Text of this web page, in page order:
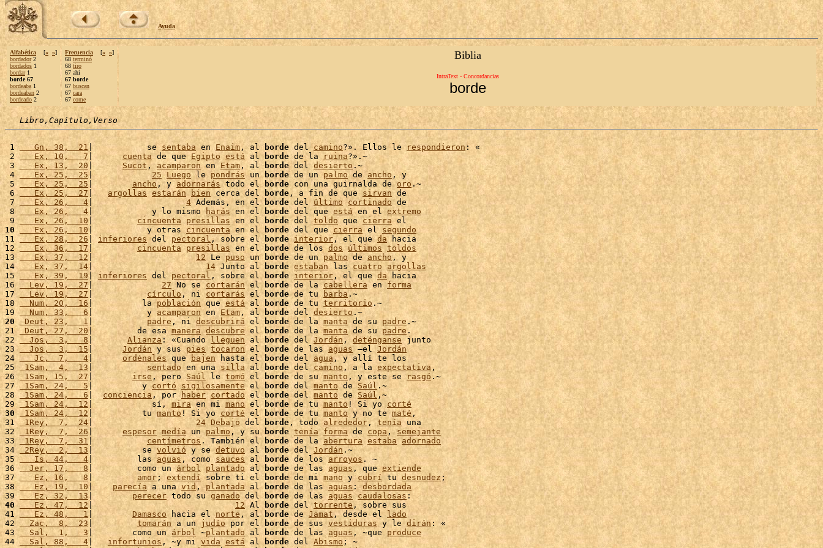
Ayuda
Alfabética [« »]
bordador2
bordados 1
bordar1
borde 67
bordeaba 1
bordeaban 2
bordeado 2
Frecuencia [« »]
68 terminó
68 tiro
67 ahí
67 borde
67 buscan
67 cara
67 come
Biblia
IntraText - Concordancias
borde
Libro,Capítulo,Verso
1
   Gn, 38,  21
|           se sentaba en Enaim , al borde del camino?». Ellos le respondieron: «
2
   Ex, 10,   7
| cuenta de que Egipto está al borde de la ruina?».~
3
   Ex, 13,  20
| Sucot , acamparon en Etam , al borde del desierto .~
4
   Ex, 25,  25
| 25 Luego le pondrás un borde de un palmo de ancho , y
5
   Ex, 25,  25
| ancho , y adornarás todo el borde con una guirnalda de oro .~
6
   Ex, 25,  27
| argollas estarán bien cerca del borde , a fin de que sirvan de
7
   Ex, 26,   4
| 4 Además, en el borde del último cortinado de
8
   Ex, 26,   4
|            y lo mismo harás en el borde del que está en el extremo
9
   Ex, 26,  10
| cincuenta presillas en el borde del toldo que cierra
10
   Ex, 26,  10
|           y otras cincuenta en el borde del que cierra el segundo
11
   Ex, 28,  26
| inferiores del pectoral, sobre el borde interior, el que da hacia
12
   Ex, 36,  17
| cincuenta presillas en el borde de los dos últimos toldos
13
   Ex, 37,  12
| 12 Le puso un borde de un palmo de ancho, y
14
   Ex, 37,  14
| 14 Junto al borde estaban las cuatro
argollas
15
   Ex, 39,  19
| inferiores del pectoral , sobre el borde interior , el que da hacia
16
  Lev, 19,  27
| 27 No se cortarán el borde de la cabellera en forma
17
  Lev, 19,  27
| círculo , ni cortarás el borde de tu barba.~
18
  Num, 20,  16
|          la población que está al borde de tu territorio .~
19
  Num, 33,   6
|           y acamparon en Etam , al borde del desierto
20
Deut, 23,   1 | padre , ni descubrirá el borde de la manta de su padre .~
21
Deut, 27,  20|         de esa manera descubre el borde de la manta de su padre .
22
  Jos,  3,   8
| Alianza : «Cuando lleguen al borde del Jordán , deténganse junto
23
  Jos,  3,  15
| Jordán y sus pies tocaron el borde de las aguas –el Jordán
24
   Jc,  7,   4
| ordénales que bajen hasta el borde del agua , y allí te los
25
1Sam,  4,  13 | sentado en una silla al borde del camino , a la expectativa ,
26 1Sam, 15,  27 | irse , pero Saúl le tomó el borde de su manto , y este se rasgó .~
27
1Sam, 24,   5|          y cortó sigilosamente el borde del manto de Saúl.~
28 1Sam, 24,   6 | conciencia , por haber cortado el borde del manto de Saúl ,~
29 1Sam, 24,  12 |            sí, mira en mi mano el borde de tu manto ! Si yo corté
30
1Sam, 24,  12|          tu manto ! Si yo corté el borde de tu manto y no te maté ,
31 1Rey,  7,  24| 24 Debajo del borde , todo alrededor , tenía una
32
1Rey,  7,  26| espesor medía un palmo , y su borde tenía forma de copa , semejante
33
1Rey,  7,  31| centímetros . También el borde de la abertura estaba adornado
34 2Rey,  2,  13 |          se volvió y se detuvo al borde del Jordán .~
35
   Is, 44,   4
|         las aguas , como sauces al borde de los arroyos . ~
36
  Jer, 17,   8
|         como un árbol plantado al borde de las aguas , que extiende
37
   Ez, 16,   8
| amor ; extendí sobre ti el borde de mi mano y cubrí tu desnudez ;
38
   Ez, 19,  10
| parecía a una vid, plantada al borde de las aguas: desbordada
39
   Ez, 32,  13
| perecer todo su ganado del borde de las aguas caudalosas
40
   Ez, 47,  12
| 12 Al borde del torrente , sobre sus
41
   Ez, 48,   1
| Damasco hacia el norte , al borde de Jamat , desde el
lado
42
  Zac,  8,  23
| tomarán a un judío por el borde de sus vestiduras y le dirán : «
43
  Sal,  1,   3
|        como un árbol ~plantado al borde de las aguas , ~que produce
44
  Sal, 88,   4
| infortunios , ~y mi vida está al borde del Abismo; ~